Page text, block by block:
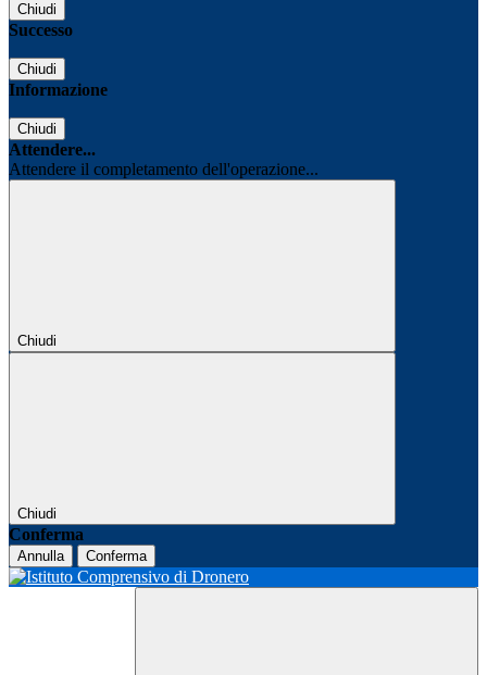
Chiudi
Successo
Chiudi
Informazione
Chiudi
Attendere...
Attendere il completamento dell'operazione...
Chiudi
Chiudi
Conferma
Annulla Conferma